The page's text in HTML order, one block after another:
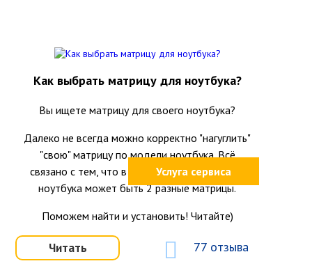
Услуга сервиса
Как выбрать матрицу для ноутбука?
Вы ищете матрицу для своего ноутбука?
Далеко не всегда можно корректно "нагуглить"
"свою" матрицу по модели ноутбука. Всё
связано с тем, что в одной и той же модели
ноутбука может быть 2 разные матрицы.
Поможем найти и установить! Читайте)
Читать 77 отзыва